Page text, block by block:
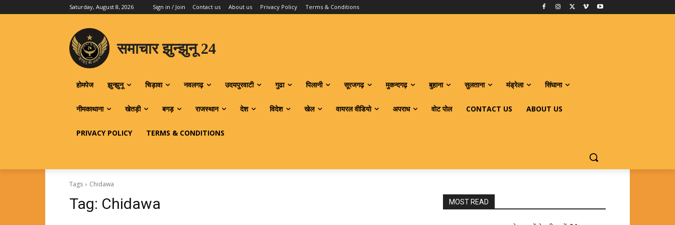
Saturday, August 8, 2026 Sign in / Join Contact us About us Privacy Policy Terms & Conditions
समाचार झुन्झुनू 24
होमपेज झुन्झुनू चिड़ावा नवलगढ़ उदयपुरवाटी गुढा पिलानी सूरजगढ़ मुकन्दगढ़ बुहाना सुलताना मंड्रेला सिंघाना
नीमकाथाना खेतड़ी बगड़ राजस्थान देश विदेश खेल वायरल वीडियो अपराध वोट पोल CONTACT US ABOUT US
PRIVACY POLICY TERMS & CONDITIONS
Tags Chidawa
Tag: Chidawa MOST READ